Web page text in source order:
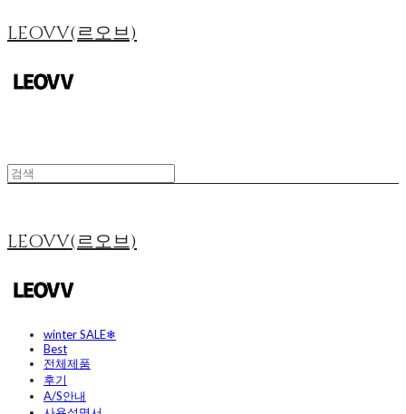
LEOVV(르오브)
LEOVV(르오브)
winter SALE❄
Best
전체제품
후기
A/S안내